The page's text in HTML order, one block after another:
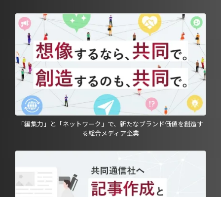
「編集力」と「ネットワーク」で、新たなブランド価値を創造す
る総合メディア企業